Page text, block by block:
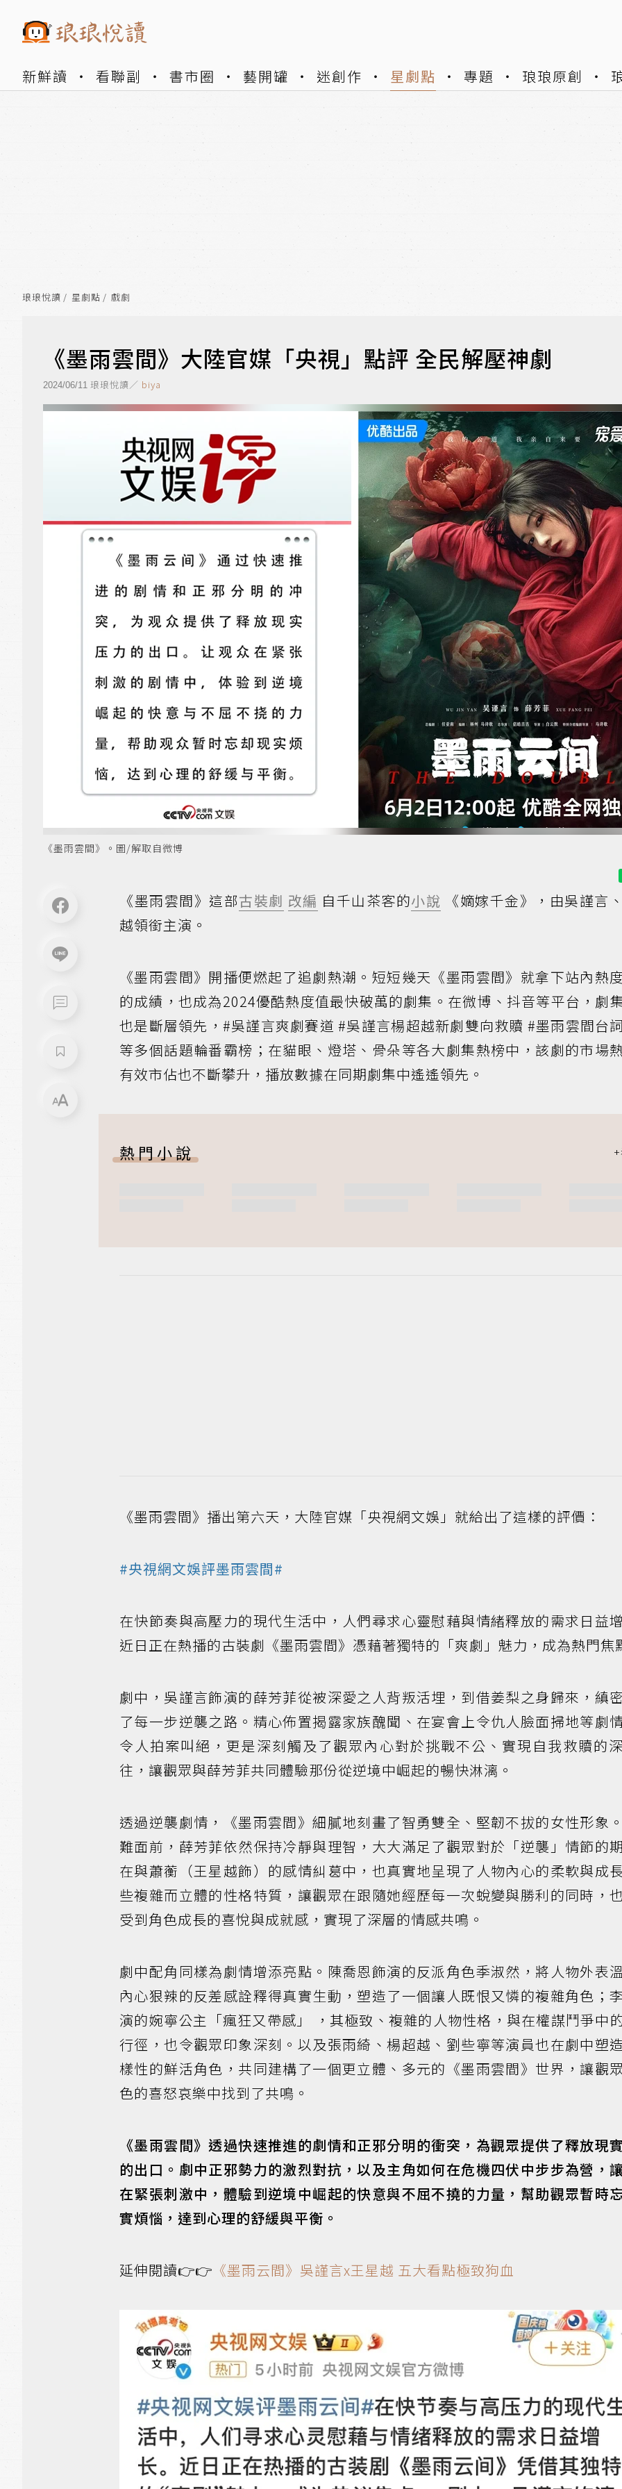
新鮮讀 看聯副 書市圈 藝開罐 迷創作 星劇點 專題 琅琅原創
琅琅悅讀 星劇點 戲劇
《墨雨雲間》大陸官媒「央視」點評 全民解壓神劇
2024/06/11 琅琅悅讀／ biya
《墨雨雲間》。圖/解取自微博
《墨雨雲間》這部古裝劇 改編 自千山茶客的小說 《嫡嫁千金》，由吳謹言
越領銜主演。
《墨雨雲間》開播便燃起了追劇熱潮。短短幾天《墨雨雲間》就拿下站內熱
的成績，也成為2024優酷熱度值最快破萬的劇集。在微博、抖音等平台，劇
也是斷層領先，#吳謹言爽劇賽道 #吳謹言楊超越新劇雙向救贖 #墨雨雲間台
等多個話題輪番霸榜；在貓眼、燈塔、骨朵等各大劇集熱榜中，該劇的市場
有效市佔也不斷攀升，播放數據在同期劇集中遙遙領先。
熱門小說
《墨雨雲間》播出第六天，大陸官媒「央視網文娛」就給出了這樣的評價：
#央視網文娛評墨雨雲間#
在快節奏與高壓力的現代生活中，人們尋求心靈慰藉與情緒釋放的需求日益
近日正在熱播的古裝劇《墨雨雲間》憑藉著獨特的「爽劇」魅力，成為熱門焦
劇中，吳謹言飾演的薛芳菲從被深愛之人背叛活埋，到借姜梨之身歸來，縝
了每一步逆襲之路。精心佈置揭露家族醜聞、在宴會上令仇人臉面掃地等劇
令人拍案叫絕，更是深刻觸及了觀眾內心對於挑戰不公、實現自我救贖的
往，讓觀眾與薛芳菲共同體驗那份從逆境中崛起的暢快淋漓。
透過逆襲劇情，《墨雨雲間》細膩地刻畫了智勇雙全、堅韌不拔的女性形象
難面前，薛芳菲依然保持冷靜與理智，大大滿足了觀眾對於「逆襲」情節的
在與蕭蘅（王星越飾）的感情糾葛中，也真實地呈現了人物內心的柔軟與成
些複雜而立體的性格特質，讓觀眾在跟隨她經歷每一次蛻變與勝利的同時，
受到角色成長的喜悅與成就感，實現了深層的情感共鳴。
劇中配角同樣為劇情增添亮點。陳喬恩飾演的反派角色季淑然，將人物外表
內心狠辣的反差感詮釋得真實生動，塑造了一個讓人既恨又憐的複雜角色；
演的婉寧公主「瘋狂又帶感」 ，其極致、複雜的人物性格，與在權謀鬥爭中
行徑，也令觀眾印象深刻。以及張雨綺、楊超越、劉些寧等演員也在劇中塑
樣性的鮮活角色，共同建構了一個更立體、多元的《墨雨雲間》世界，讓觀
色的喜怒哀樂中找到了共鳴。
《墨雨雲間》透過快速推進的劇情和正邪分明的衝突，為觀眾提供了釋放現
的出口。劇中正邪勢力的激烈對抗，以及主角如何在危機四伏中步步為營，
在緊張刺激中，體驗到逆境中崛起的快意與不屈不撓的力量，幫助觀眾暫時
實煩惱，達到心理的舒緩與平衡。
延伸閱讀👉👉 《墨雨云間》吳謹言x王星越 五大看點極致狗血